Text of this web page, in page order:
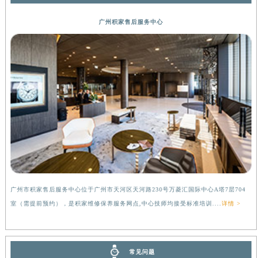
广州积家售后服务中心
广州市积家售后服务中心位于广州市天河区天河路230号万菱汇国际中心A塔7层704
室（需提前预约），是积家维修保养服务网点,中心技师均接受标准培训....详情 >
常见问题